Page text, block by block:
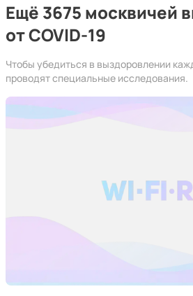
Ещё 3675 москвичей
от COVID-19
Чтобы убедиться в выздоровлении
проводят специальные исследования.